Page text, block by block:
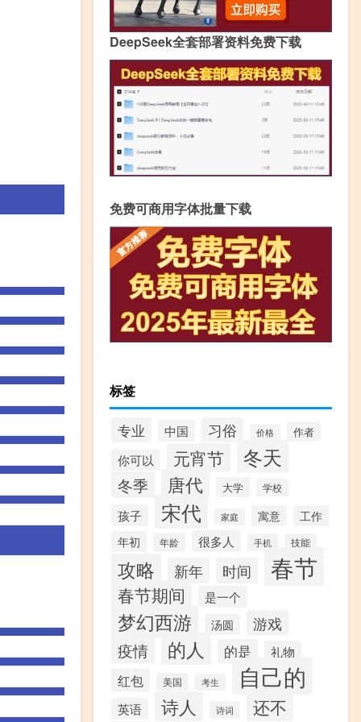
DeepSeek全套部署资料免费下载
免费可商用字体批量下载
标签
专业 中国 习俗 价格 作者
你可以 元宵节 冬天
冬季 唐代 大学 学校
孩子 宋代 家庭 寓意
工作
年初
年龄 很多人 手机 技能
攻略 新年 时间 春节
春节期间 是一个
梦幻西游 汤圆 游戏
疫情 的人 的是 礼物
红包 美国 考生 自己的
英语 诗人 诗词 还不